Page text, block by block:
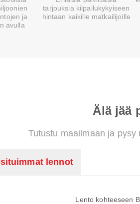
ja
avulla
tarjouksia kilpailukykyiseen
hintaan kaikille matkailijoille
Älä jää
Tutustu maailmaan ja
lennot
Lento kohteeseen